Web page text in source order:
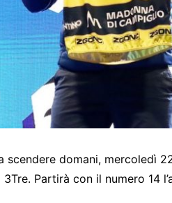
scendere domani, mercoledì
Partirà con il numero 14